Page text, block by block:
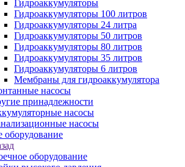
Гидроаккумуляторы
Гидроаккумуляторы 100 литров
Гидроаккумуляторы 24 литра
Гидроаккумуляторы 50 литров
Гидроаккумуляторы 80 литров
Гидроаккумуляторы 35 литров
Гидроаккумуляторы 6 литров
Мембраны для гидроаккумулятора
насосы
принадлежности
насосы
насосы
оборудование
оборудование